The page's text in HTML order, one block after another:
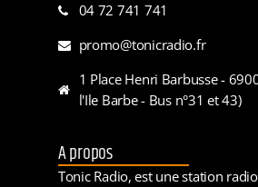
04 72 741 741
promo@tonicradio.fr
1 Place Henri Barbusse -
l'Ile Barbe - Bus n°31 et 43)
A propos
Tonic Radio, est une station